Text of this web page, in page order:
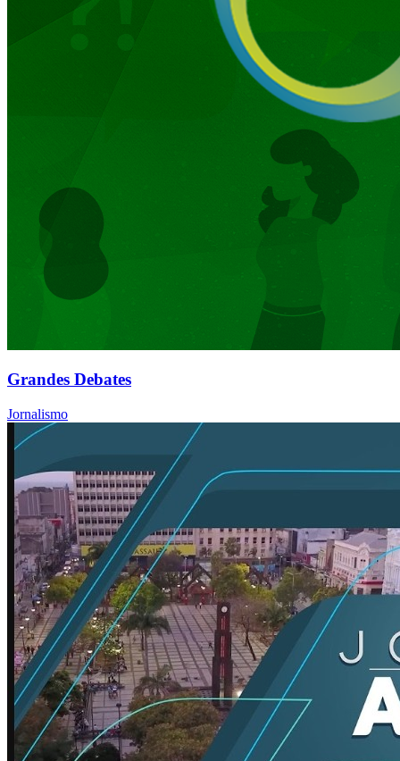
Grandes Debates
Jornalismo